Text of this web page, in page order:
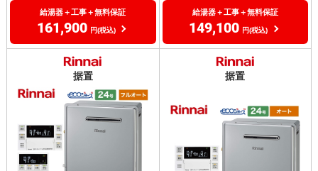
給湯器＋工事＋無料保証
161,900 円(税込)
給湯器＋工事＋無料保証
149,100 円(税込)
据置 据置